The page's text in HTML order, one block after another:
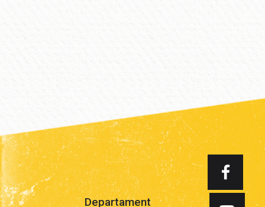
Departament